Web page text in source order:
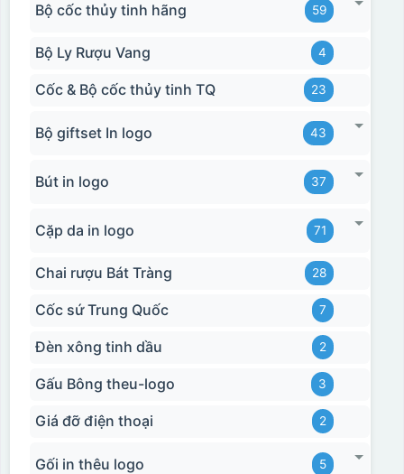
Bộ cốc thủy tinh hãng 59
Bộ Ly Rượu Vang 4
Cốc & Bộ cốc thủy tinh TQ 23
Bộ giftset In logo 43
Bút in logo 37
Cặp da in logo 71
Chai rượu Bát Tràng 28
Cốc sứ Trung Quốc 7
Đèn xông tinh dầu 2
Gấu Bông theu-logo 3
Giá đỡ điện thoại 2
Gối in thêu logo 5